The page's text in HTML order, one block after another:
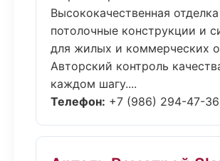
Высококачественная
потолочные конструкции и
для жилых и коммерческих
Авторский контроль
каждом шагу....
Телефон: +7 (986) 294-47-36